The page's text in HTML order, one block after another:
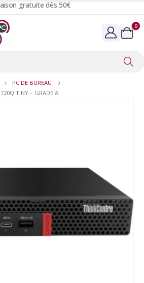
gratuite dès 50€
0
PC DE BUREAU
TINY – GRADE A